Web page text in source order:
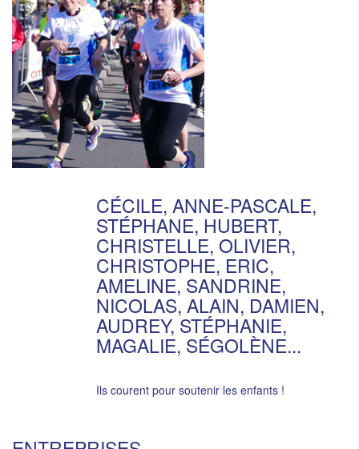
CÉCILE, ANNE-PASCALE,
STÉPHANE, HUBERT,
CHRISTELLE, OLIVIER,
CHRISTOPHE, ERIC,
AMELINE, SANDRINE,
NICOLAS, ALAIN, DAMIEN,
AUDREY, STÉPHANIE,
MAGALIE, SÉGOLÈNE...
Ils courent pour soutenir les enfants !